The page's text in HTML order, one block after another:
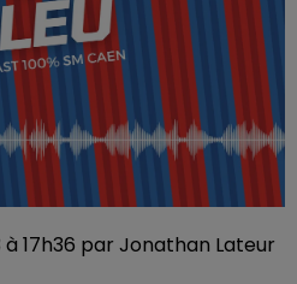
17h36 par Jonathan Lateur